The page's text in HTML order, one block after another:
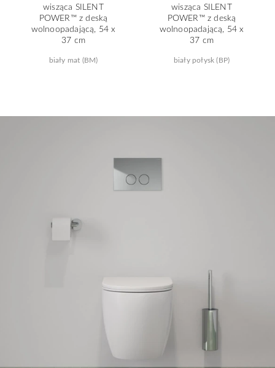
wisząca SILENT
POWER™ z deską
wolnoopadającą, 54 x
37 cm
biały mat (BM)
wisząca SILENT
POWER™ z deską
wolnoopadającą, 54 x
37 cm
biały połysk (BP)